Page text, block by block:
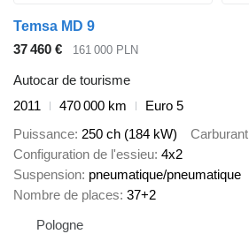
Temsa MD 9
37 460 €
161 000 PLN
Autocar de tourisme
2011
470 000 km
Euro 5
Puissance 250 ch (184 kW) Carburant
Configuration de l'essieu 4x2
Suspension pneumatique/pneumatique
Nombre de places 37+2
Pologne